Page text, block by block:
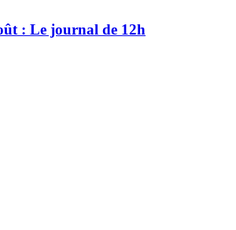
: Le journal de 12h